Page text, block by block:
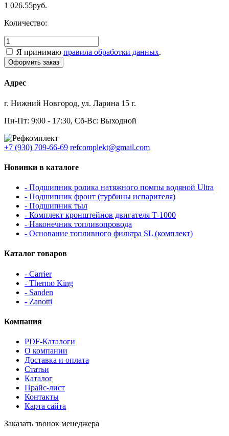
1 026.55руб.
Количество:
Я принимаю правила обработки данных.
Адрес
г. Нижний Новгород, ул. Ларина 15 г.
Пн-Пт: 9:00 - 17:30, Сб-Вс: Выходной
+7 (930) 709-66-69 refcomplekt@gmail.com
Новинки в каталоге
- Подшипник ролика натяжного помпы водяной Ultra
- Подшипник фронт (турбины испарителя)
- Подшипник тыл
- Комплект кронштейнов двигателя Т-1000
- Наконечник топливопровода
- Основание топливного фильтра SL (комплект)
Каталог товаров
- Carrier
- Thermo King
- Sanden
- Zanotti
Компания
PDF-Каталоги
О компании
Доставка и оплата
Статьи
Каталог
Прайс-лист
Контакты
Карта сайта
Заказать звонок менеджера